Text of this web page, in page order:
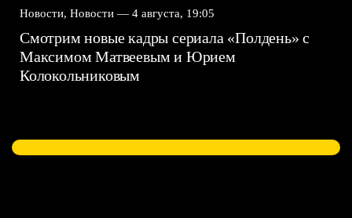
Новости, Новости — 4 августа, 19:05
Смотрим новые кадры сериала «Полдень» с
Максимом Матвеевым и Юрием
Колокольниковым